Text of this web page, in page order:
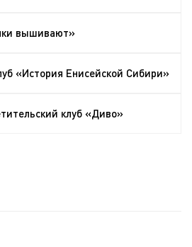
вышивают»
«История Енисейской Сибири»
клуб «Диво»